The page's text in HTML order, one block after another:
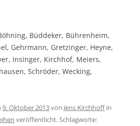
Büddeker, Bührenheim,
Gehrmann, Gretzinger, Heyne,
Insinger, Kirchhof, Meiers,
Schröder, Wecking,
9. Oktober 2013von Jens Kirchhoffin
veröffentlicht. Schlagworte: